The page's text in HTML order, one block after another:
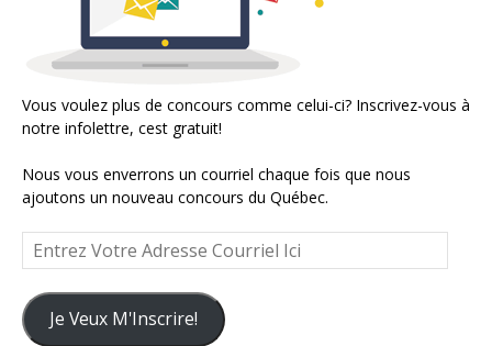
Vous voulez plus de concours comme celui-ci? Inscrivez-vous à
notre infolettre, cest gratuit!
Nous vous enverrons un courriel chaque fois que nous
ajoutons un nouveau concours du Québec.
Entrez
Votre
Adresse
Courriel
Ici
Je Veux M'Inscrire!